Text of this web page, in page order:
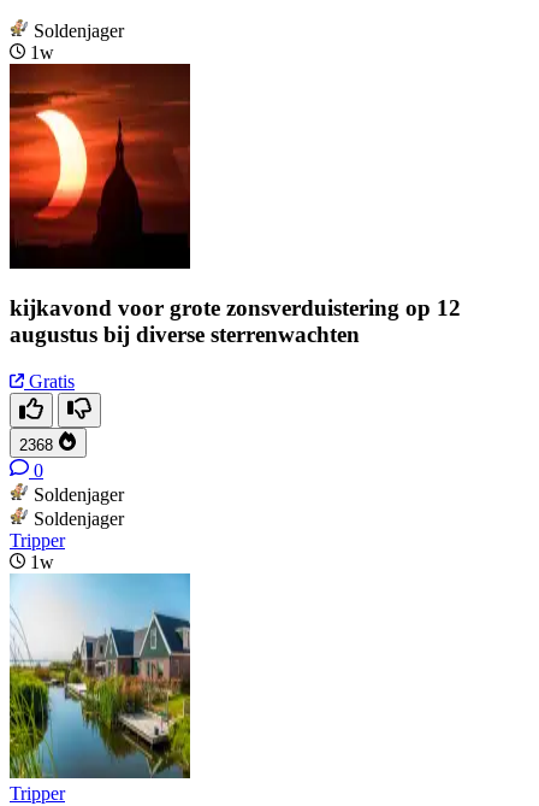
Soldenjager
1w
kijkavond voor grote zonsverduistering op 12
augustus bij diverse sterrenwachten
Gratis
2368
0
Soldenjager
Soldenjager
Tripper
1w
Tripper